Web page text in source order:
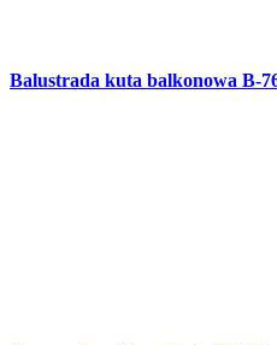
Furtka kuta OG-80